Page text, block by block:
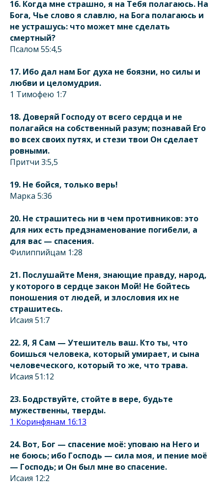
16. Когда мне страшно, я на Тебя полагаюсь. На
Бога, Чье слово я славлю, на Бога полагаюсь и
не устрашусь: что может мне сделать
смертный?
Псалом 55:4,5
17. Ибо дал нам Бог духа не боязни, но силы и
любви и целомудрия.
1 Тимофею 1:7
18. Доверяй Господу от всего сердца и не
полагайся на собственный разум; познавай Его
во всех своих путях, и стези твои Он сделает
ровными.
Притчи 3:5,5
19. Не бойся, только верь!
Марка 5:36
20. Не страшитесь ни в чем противников: это
для них есть предзнаменование погибели, а
для вас — спасения.
Филиппийцам 1:28
21. Послушайте Меня, знающие правду, народ,
у которого в сердце закон Мой! Не бойтесь
поношения от людей, и злословия их не
страшитесь.
Исаия 51:7
22. Я, Я Сам — Утешитель ваш. Кто ты, что
боишься человека, который умирает, и сына
человеческого, который то же, что трава.
Исаия 51:12
23. Бодрствуйте, стойте в вере, будьте
мужественны, тверды.
1 Коринфянам 16:13
24. Вот, Бог — спасение моё: уповаю на Него и
не боюсь; ибо Господь — сила моя, и пение моё
— Господь; и Он был мне во спасение.
Исаия 12:2